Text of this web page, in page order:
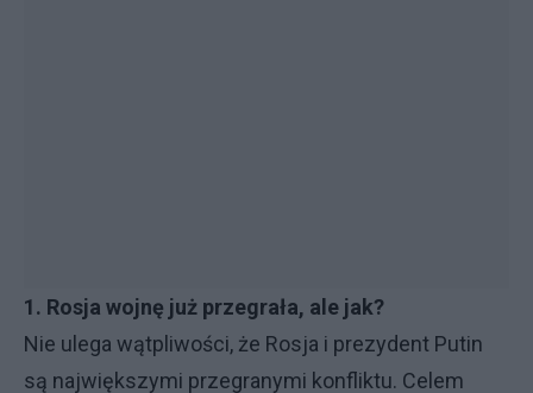
1. Rosja wojnę już przegrała, ale jak?
Nie ulega wątpliwości, że Rosja i prezydent Putin
są największymi przegranymi konfliktu. Celem